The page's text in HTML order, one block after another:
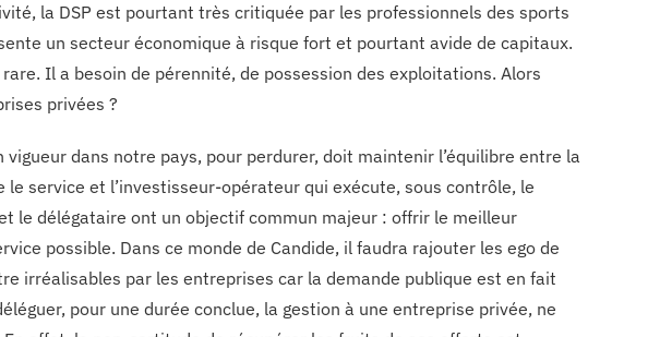
la DSP est pourtant très critiquée par les professionnels des sports
un secteur économique à risque fort et pourtant avide de capitaux.
Il a besoin de pérennité, de possession des exploitations. Alors
privées ?
dans notre pays, pour perdurer, doit maintenir l’équilibre entre la
service et l’investisseur-opérateur qui exécute, sous contrôle, le
le délégataire ont un objectif commun majeur : offrir le meilleur
possible. Dans ce monde de Candide, il faudra rajouter les ego de
irréalisables par les entreprises car la demande publique est en fait
pour une durée conclue, la gestion à une entreprise privée, ne